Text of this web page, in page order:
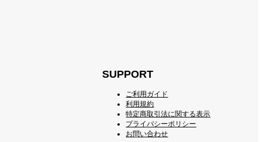
SUPPORT
ご利用ガイド
利用規約
特定商取引法に関する表示
プライバシーポリシー
お問い合わせ